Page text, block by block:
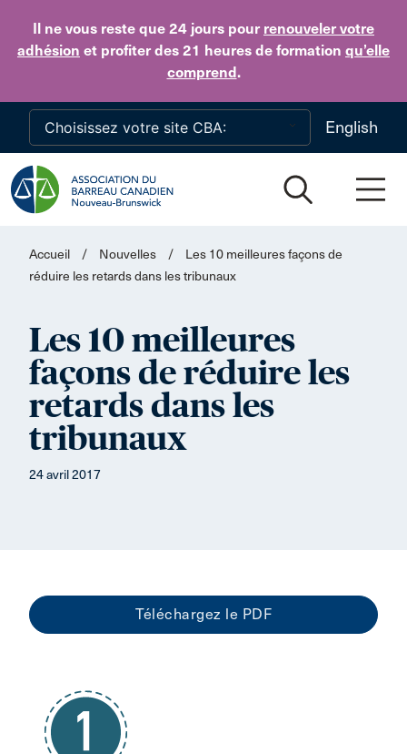
Il ne vous reste que 24 jours pour renouveler votre
adhésion et profiter des 21 heures de formation qu’elle
comprend.
Skip to main content
English
Accueil / Nouvelles /
Les 10 meilleures façons de
réduire les retards dans les tribunaux
Les 10 meilleures
façons de réduire les
retards dans les
tribunaux
24 avril 2017
Téléchargez le PDF